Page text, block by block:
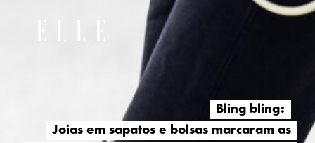
Bling bling:
Joias em sapatos e bolsas marcaram as
Bling bling:
Joias em sapatos e bolsas marcaram as